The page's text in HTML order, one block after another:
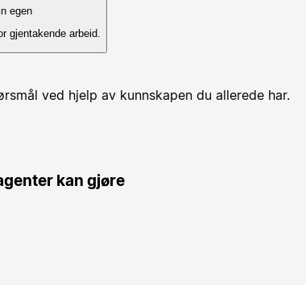
egen
gjentakende arbeid.
ved hjelp av kunnskapen du allerede har.
kan gjøre